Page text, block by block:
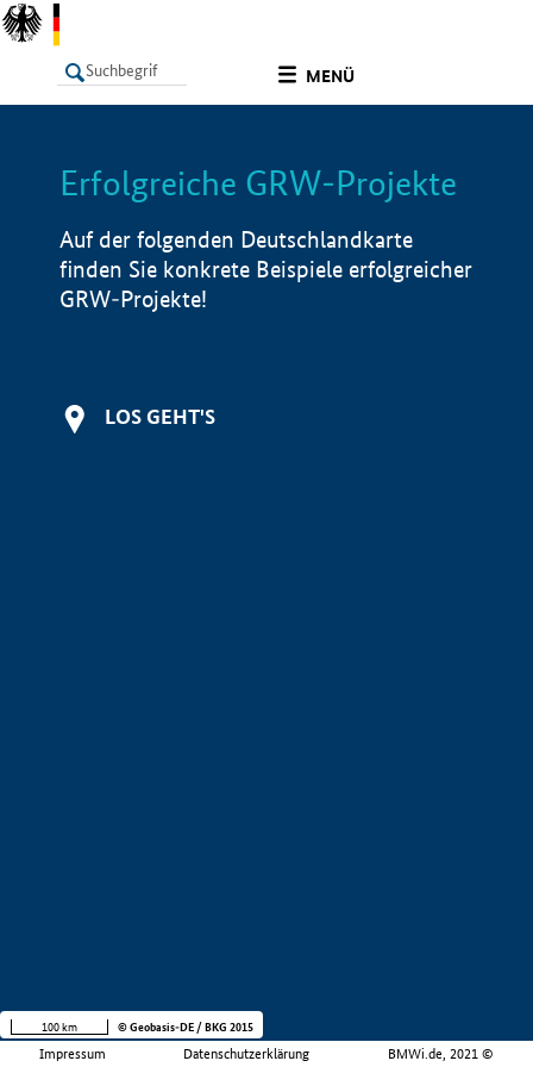
MENÜ
LISTE Info
Erfolgreiche GRW-Projekte
Auf der folgenden Deutschlandkarte
finden Sie konkrete Beispiele erfolgreicher
GRW-Projekte!
LOS GEHT'S
Impressum Datenschutzerklärung BMWi.de, 2021 ©
100 km © Geobasis-DE / BKG 2015